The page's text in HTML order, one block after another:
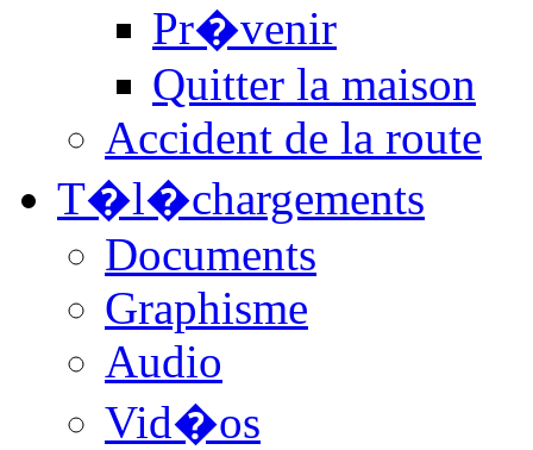
Pr�venir
Quitter la maison
Accident de la route
T�l�chargements
Documents
Graphisme
Audio
Vid�os